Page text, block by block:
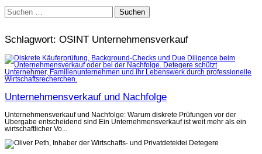
Suchen
nach:
Schlagwort: OSINT Unternehmensverkauf
Unternehmensverkauf und Nachfolge
Unternehmensverkauf und Nachfolge: Warum diskrete Prüfungen vor der
Übergabe entscheidend sind Ein Unternehmensverkauf ist weit mehr als ein
wirtschaftlicher Vo...